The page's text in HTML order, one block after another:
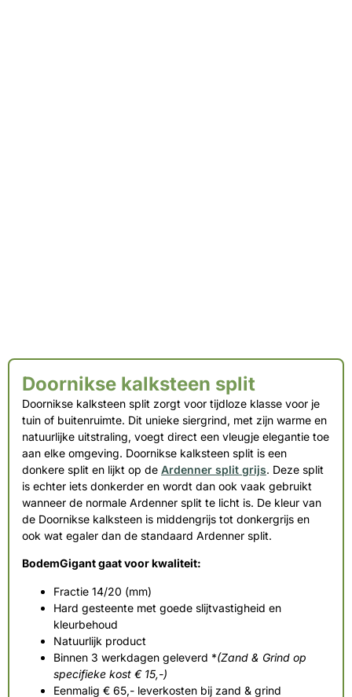
Doornikse kalksteen split
Doornikse kalksteen split zorgt voor tijdloze klasse voor je
tuin of buitenruimte. Dit unieke siergrind, met zijn warme en
natuurlijke uitstraling, voegt direct een vleugje elegantie toe
aan elke omgeving. Doornikse kalksteen split is een
donkere split en lijkt op de Ardenner split grijs. Deze split
is echter iets donkerder en wordt dan ook vaak gebruikt
wanneer de normale Ardenner split te licht is. De kleur van
de Doornikse kalksteen is middengrijs tot donkergrijs en
ook wat egaler dan de standaard Ardenner split.
BodemGigant gaat voor kwaliteit:
Fractie 14/20 (mm)
Hard gesteente met goede slijtvastigheid en
kleurbehoud
Natuurlijk product
Binnen 3 werkdagen geleverd *(Zand & Grind op
specifieke kost € 15,-)
Eenmalig € 65,- leverkosten bij zand & grind